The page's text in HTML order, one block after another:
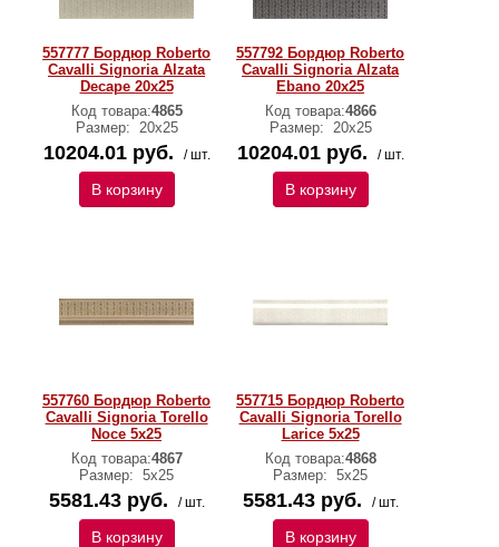
557777 Бордюр Roberto
Cavalli Signoria Alzata
Decape 20х25
Код товара:4865
Размер: 20x25
10204.01 руб. / шт.
В корзину
557792 Бордюр Roberto
Cavalli Signoria Alzata
Ebano 20x25
Код товара:4866
Размер: 20x25
10204.01 руб. / шт.
В корзину
557760 Бордюр Roberto
Cavalli Signoria Torello
Noce 5x25
Код товара:4867
Размер: 5x25
5581.43 руб. / шт.
В корзину
557715 Бордюр Roberto
Cavalli Signoria Torello
Larice 5x25
Код товара:4868
Размер: 5x25
5581.43 руб. / шт.
В корзину